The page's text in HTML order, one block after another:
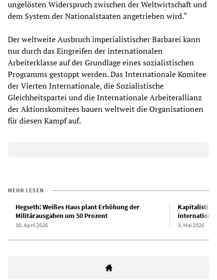
ungelösten Widerspruch zwischen der Weltwirtschaft und
dem System der Nationalstaaten angetrieben wird.“
Der weltweite Ausbruch imperialistischer Barbarei kann
nur durch das Eingreifen der internationalen
Arbeiterklasse auf der Grundlage eines sozialistischen
Programms gestoppt werden. Das Internationale Komitee
der Vierten Internationale, die Sozialistische
Gleichheitspartei und die Internationale Arbeiterallianz
der Aktionskomitees bauen weltweit die Organisationen
für diesen Kampf auf.
MEHR LESEN
Hegseth: Weißes Haus plant Erhöhung der
Militärausgaben um 50 Prozent
30. April 2026 3. Mai 2026